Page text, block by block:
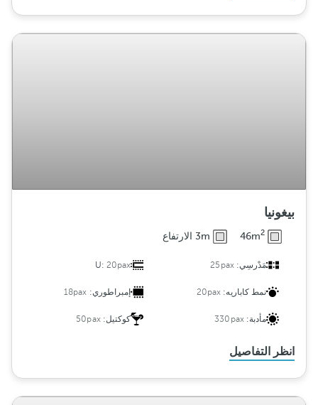
بيغونيا
46m2 3m الارتفاع
مَدْرسِي:25pax
U: 20pax
نمط كاباريه: 20pax إمبراطوري: 18pax
مأدبة:330pax كوكتيل:50pax
انظر التفاصيل